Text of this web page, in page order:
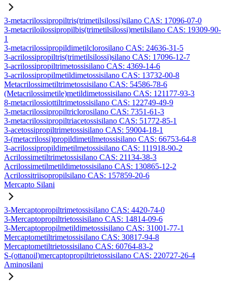
3-metacrilossipropiltris(trimetilsilossi)silano CAS: 17096-07-0
3-metacriloilossipropilbis(trimetilsilossi)metilsilano CAS: 19309-90-
1
3-metacrilossipropildimetilclorosilano CAS: 24636-31-5
3-acrilossipropiltris(trimetilsilossi)silano CAS: 17096-12-7
3-acrilossipropiltrimetossisilano CAS: 4369-14-6
3-acrilossipropilmetildimetossisilano CAS: 13732-00-8
Metacrilossimetiltrimetossisilano CAS: 54586-78-6
(Metacrilossimetile)metildimetossisilano CAS: 121177-93-3
8-metacrilossiottiltrimetossisilano CAS: 122749-49-9
3-metacrilossipropiltriclorosilano CAS: 7351-61-3
3-metacrilossipropiltriacetossisilano CAS: 51772-85-1
3-acetossipropiltrimetossisilano CAS: 59004-18-1
3-(metacrilossi)propildimetilmetossisilano CAS: 66753-64-8
3-acrilossipropildimetilmetossisilano CAS: 111918-90-2
Acrilossimetiltrimetossisilano CAS: 21134-38-3
Acrilossimetilmetildimetossisilano CAS: 130865-12-2
Acrilossitriisopropilsilano CAS: 157859-20-6
Mercapto Silani
3-Mercaptopropiltrimetossisilano CAS: 4420-74-0
3-Mercaptopropiltrietossisilano CAS: 14814-09-6
3-Mercaptopropilmetildimetossisilano CAS: 31001-77-1
Mercaptometiltrimetossisilano CAS: 30817-94-8
Mercaptometiltrietossisilano CAS: 60764-83-2
S-(ottanoil)mercaptopropiltrietossisilano CAS: 220727-26-4
Aminosilani